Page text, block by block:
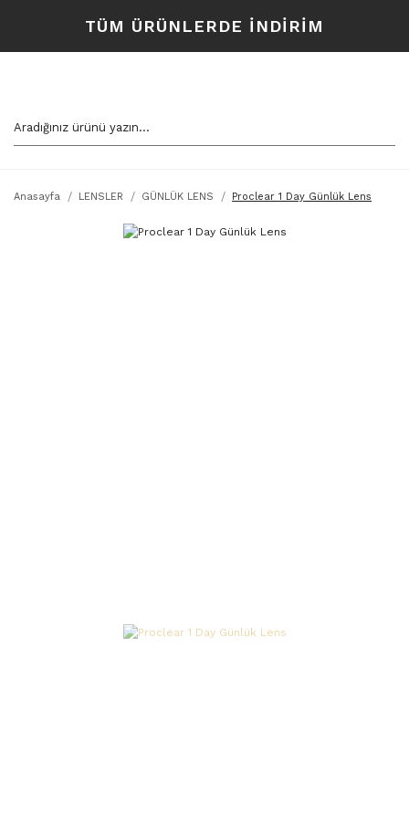
TÜM ÜRÜNLERDE İNDİRİM
Anasayfa LENSLER GÜNLÜK LENS Proclear 1 Day Günlük Lens